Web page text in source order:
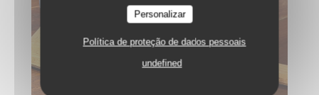
Personalizar
Política de proteção de dados pessoais
undefined